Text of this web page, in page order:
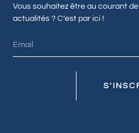
Vous souhaitez être au courant
actualités ? C’est par ici !